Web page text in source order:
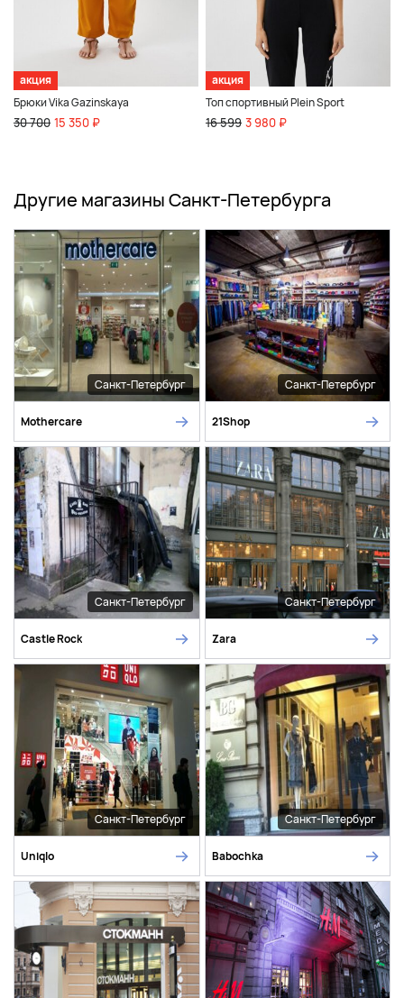
акция
Брюки Vika Gazinskaya
30 700 15 350 ₽
акция
Топ спортивный Plein Sport
16 599 3 980 ₽
Другие магазины Санкт-Петербурга
Санкт-Петербург
Mothercare
Санкт-Петербург
21Shop
Санкт-Петербург
Castle Rock
Санкт-Петербург
Zara
Санкт-Петербург
Uniqlo
Санкт-Петербург
Babochka